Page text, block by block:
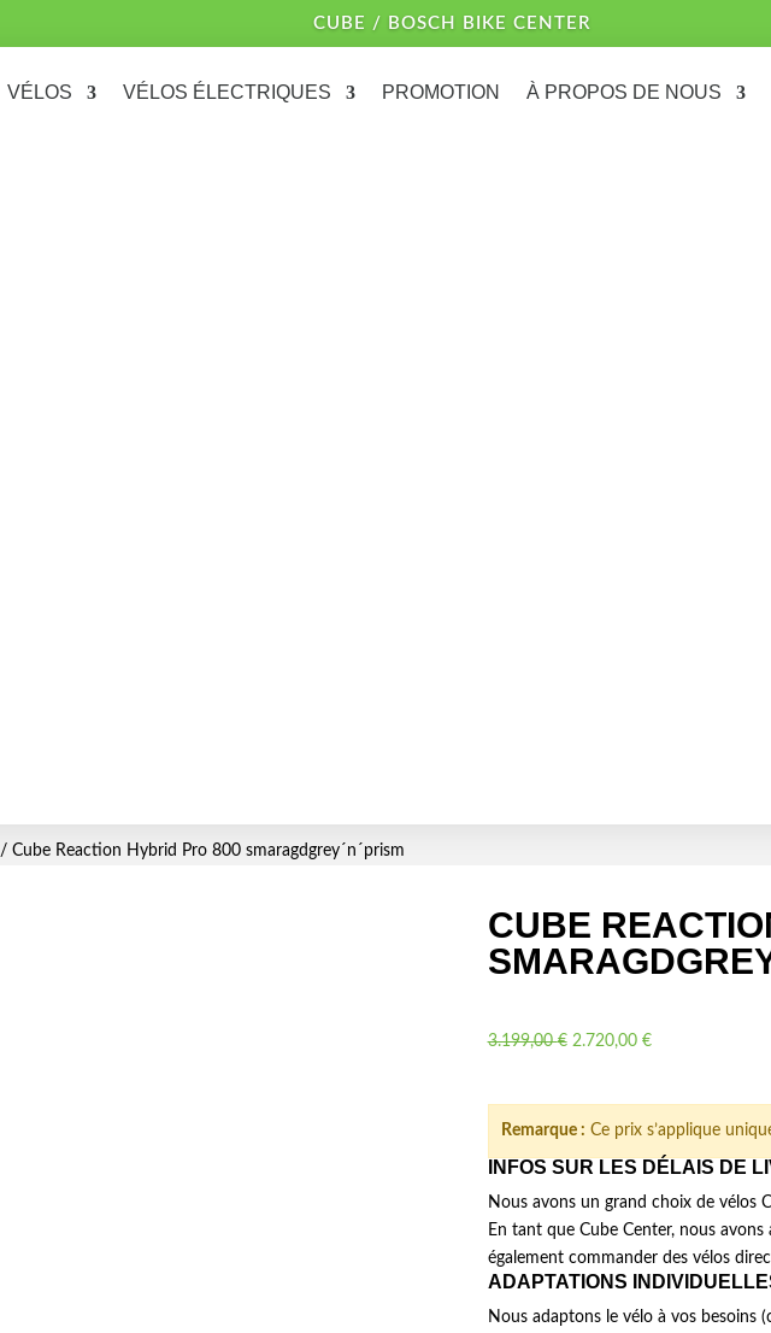
CUBE / BOSCH BIKE CENTER
VÉLOS VÉLOS ÉLECTRIQUES PROMOTION À PROPOS DE NOUS
/ Cube Reaction Hybrid Pro 800 smaragdgrey´n´prism
CUBE
3.199,00€ Le
était :
2.720,00 €Le
est :
2.720,00 €.
Remarque : Ce prix s’applique
INFOS SUR LES DÉLAIS DE
Nous avons un grand choix de vélos
En tant que Cube Center, nous
également commander des vélos
ADAPTATIONS
Nous adaptons le vélo à vos besoins